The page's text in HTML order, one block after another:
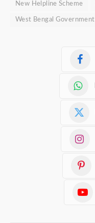
New Helpline Scheme
West Bengal Government